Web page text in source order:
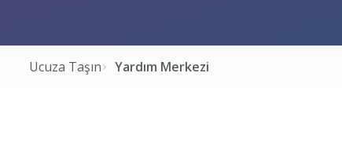
Ucuza Taşın Yardım Merkezi